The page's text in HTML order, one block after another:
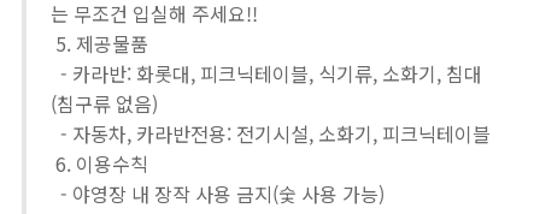
는 무조건 입실해 주세요!!
5. 제공물품
- 카라반: 화롯대, 피크닉테이블, 식기류, 소화기, 침대
(침구류 없음)
- 자동차, 카라반전용: 전기시설, 소화기, 피크닉테이블
6. 이용수칙
- 야영장 내 장작 사용 금지(숯 사용 가능)